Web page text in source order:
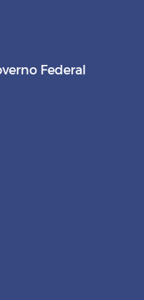
Federal